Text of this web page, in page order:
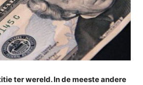
ter wereld. In de meeste andere